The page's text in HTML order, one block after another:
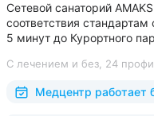
Сетевой санаторий
соответствия
5 минут до Курортного
водой Ессентуки № 4 и №
«Центральный» —
С лечением и без, 24
Медцентр работает